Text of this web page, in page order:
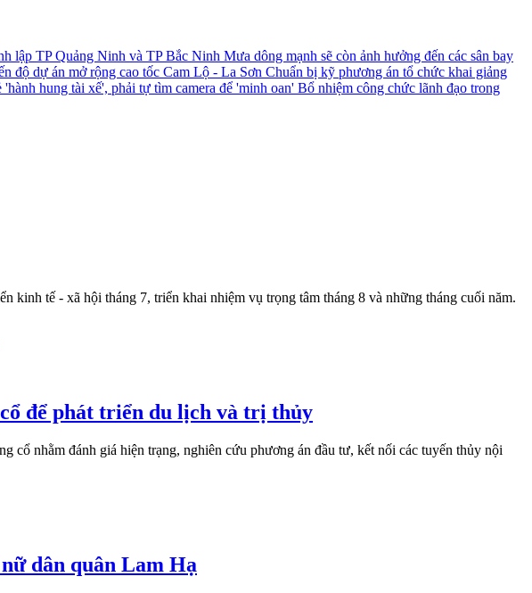
lập TP Quảng Ninh và TP Bắc Ninh Mưa dông mạnh sẽ còn ảnh hưởng đến các sân bay
độ dự án mở rộng cao tốc Cam Lộ - La Sơn Chuẩn bị kỹ phương án tổ chức khai giảng
hung tài xế', phải tự tìm camera để 'minh oan' Bổ nhiệm công chức lãnh đạo trong
tế - xã hội tháng 7, triển khai nhiệm vụ trọng tâm tháng 8 và những tháng cuối năm.
để phát triển du lịch và trị thủy
nhằm đánh giá hiện trạng, nghiên cứu phương án đầu tư, kết nối các tuyến thủy nội
dân quân Lam Hạ